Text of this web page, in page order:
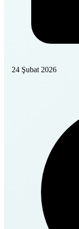
24 Şubat 2026